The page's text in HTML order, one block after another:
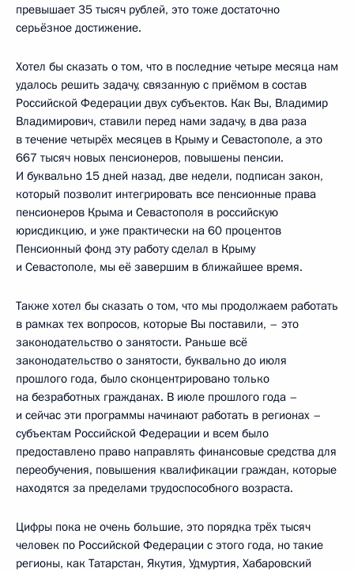
превышает 35 тысяч рублей, это тоже достаточно
серьёзное достижение.
Хотел бы сказать о том, что в последние четыре месяца нам
удалось решить задачу, связанную с приёмом в состав
Российской Федерации двух субъектов. Как Вы, Владимир
Владимирович, ставили перед нами задачу, в два раза
в течение четырёх месяцев в Крыму и Севастополе, а это
667 тысяч новых пенсионеров, повышены пенсии.
И буквально 15 дней назад, две недели, подписан закон,
который позволит интегрировать все пенсионные права
пенсионеров Крыма и Севастополя в российскую
юрисдикцию, и уже практически на 60 процентов
Пенсионный фонд эту работу сделал в Крыму
и Севастополе, мы её завершим в ближайшее время.
Также хотел бы сказать о том, что мы продолжаем работать
в рамках тех вопросов, которые Вы поставили, – это
законодательство о занятости. Раньше всё
законодательство о занятости, буквально до июля
прошлого года, было сконцентрировано только
на безработных гражданах. В июле прошлого года –
и сейчас эти программы начинают работать в регионах –
субъектам Российской Федерации и всем было
предоставлено право направлять финансовые средства для
переобучения, повышения квалификации граждан, которые
находятся за пределами трудоспособного возраста.
Цифры пока не очень большие, это порядка трёх тысяч
человек по Российской Федерации с этого года, но такие
регионы, как Татарстан, Якутия, Удмуртия, Хабаровский